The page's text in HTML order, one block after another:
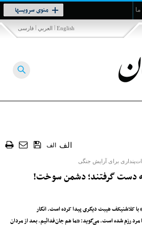
ما منوی سرویسها
Toggle
navigation
فارسی | العربي | English
الف الف
برای آرایش جنگی
دست گرفتند؛ دشمن سوخت!
با کلاشنیکف هیبت دیگری پیدا کرده است. انگار
رزم شده است. می‌گوید: «ما هم جان‌فدائیم. بعد از مردان